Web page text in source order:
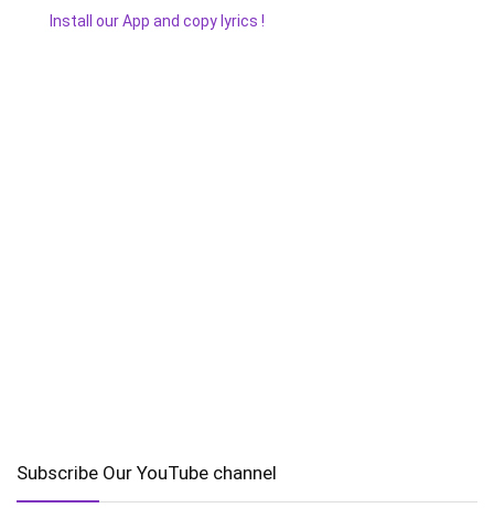
Install our App and copy lyrics !
Subscribe Our YouTube channel